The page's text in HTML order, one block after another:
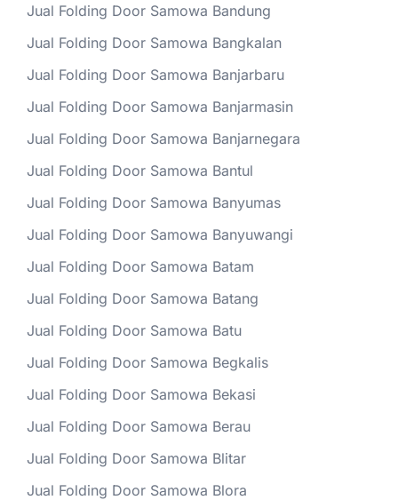
Jual Folding Door Samowa Bandung
Jual Folding Door Samowa Bangkalan
Jual Folding Door Samowa Banjarbaru
Jual Folding Door Samowa Banjarmasin
Jual Folding Door Samowa Banjarnegara
Jual Folding Door Samowa Bantul
Jual Folding Door Samowa Banyumas
Jual Folding Door Samowa Banyuwangi
Jual Folding Door Samowa Batam
Jual Folding Door Samowa Batang
Jual Folding Door Samowa Batu
Jual Folding Door Samowa Begkalis
Jual Folding Door Samowa Bekasi
Jual Folding Door Samowa Berau
Jual Folding Door Samowa Blitar
Jual Folding Door Samowa Blora